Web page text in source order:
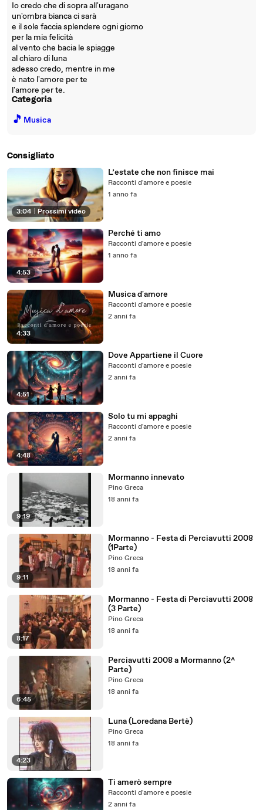
Io credo che di sopra all'uragano
un'ombra bianca ci sarà
e il sole faccia splendere ogni giorno
per la mia felicità
al vento che bacia le spiagge
al chiaro di luna
adesso credo, mentre in me
è nato l'amore per te
l'amore per te.
Categoria
🎵 Musica
Consigliato
3:04 Prossimi video
L’estate che non finisce mai
Racconti d'amore e poesie
1 anno fa
4:53
Perché ti amo
Racconti d'amore e poesie
1 anno fa
4:33
Musica d'amore
Racconti d'amore e poesie
2 anni fa
4:51
Dove Appartiene il Cuore
Racconti d'amore e poesie
2 anni fa
4:48
Solo tu mi appaghi
Racconti d'amore e poesie
2 anni fa
9:19
Mormanno innevato
Pino Greca
18 anni fa
9:11
Mormanno - Festa di Perciavutti 2008
(1Parte)
Pino Greca
18 anni fa
8:17
Mormanno - Festa di Perciavutti 2008
(3 Parte)
Pino Greca
18 anni fa
6:45
Perciavutti 2008 a Mormanno (2^
Parte)
Pino Greca
18 anni fa
4:23
Luna (Loredana Bertè)
Pino Greca
18 anni fa
Ti amerò sempre
Racconti d'amore e poesie
2 anni fa